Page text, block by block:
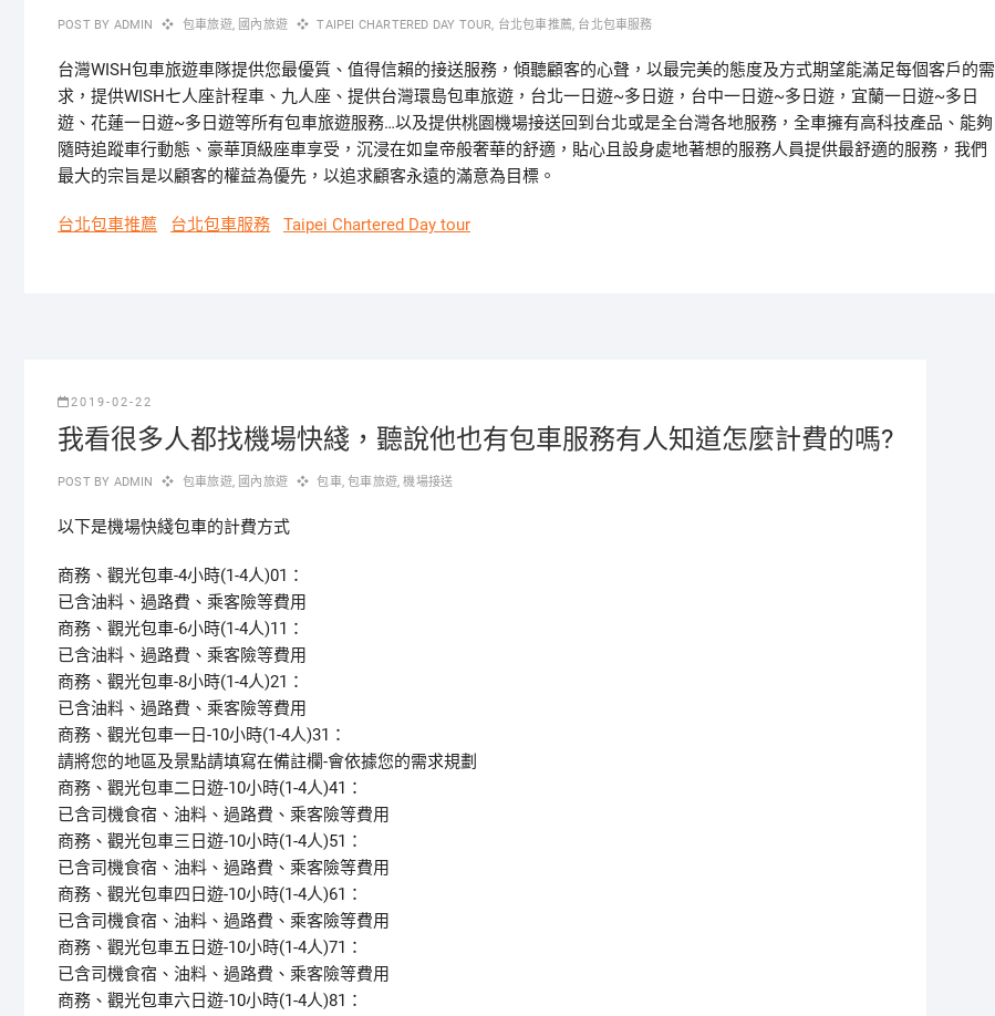
POST BY ADMIN 包車旅遊, 國內旅遊 TAIPEI CHARTERED DAY TOUR, 台北包車推薦, 台北包車服務
台灣WISH包車旅遊車隊提供您最優質、值得信賴的接送服務，傾聽顧客的心聲，以最完美的態度及方式期望能滿足每個客戶的需
求，提供WISH七人座計程車、九人座、提供台灣環島包車旅遊，台北一日遊~多日遊，台中一日遊~多日遊，宜蘭一日遊~多日
遊、花蓮一日遊~多日遊等所有包車旅遊服務…以及提供桃園機場接送回到台北或是全台灣各地服務，全車擁有高科技產品、能夠
隨時追蹤車行動態、豪華頂級座車享受，沉浸在如皇帝般奢華的舒適，貼心且設身處地著想的服務人員提供最舒適的服務，我們
最大的宗旨是以顧客的權益為優先，以追求顧客永遠的滿意為目標。
台北包車推薦 台北包車服務 Taipei Chartered Day tour
2019-02-22
我看很多人都找機場快綫，聽說他也有包車服務有人知道怎麼計費的嗎?
POST BY ADMIN 包車旅遊, 國內旅遊 包車,包車旅遊,機場接送
以下是機場快綫包車的計費方式
商務、觀光包車-4小時(1-4人)01：
已含油料、過路費、乘客險等費用
商務、觀光包車-6小時(1-4人)11：
已含油料、過路費、乘客險等費用
商務、觀光包車-8小時(1-4人)21：
已含油料、過路費、乘客險等費用
商務、觀光包車一日-10小時(1-4人)31：
請將您的地區及景點請填寫在備註欄-會依據您的需求規劃
商務、觀光包車二日遊-10小時(1-4人)41：
已含司機食宿、油料、過路費、乘客險等費用
商務、觀光包車三日遊-10小時(1-4人)51：
已含司機食宿、油料、過路費、乘客險等費用
商務、觀光包車四日遊-10小時(1-4人)61：
已含司機食宿、油料、過路費、乘客險等費用
商務、觀光包車五日遊-10小時(1-4人)71：
已含司機食宿、油料、過路費、乘客險等費用
商務、觀光包車六日遊-10小時(1-4人)81：